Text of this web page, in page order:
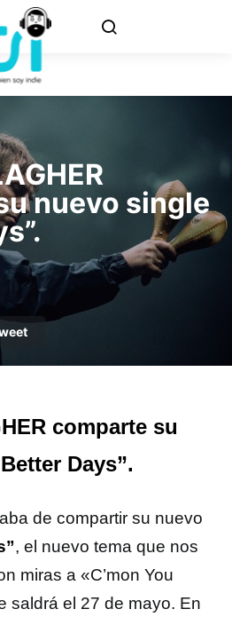
nuevo single
comparte su
Days”.
de compartir su nuevo
, el nuevo tema que nos
miras a «C’mon You
saldrá el 27 de mayo. En